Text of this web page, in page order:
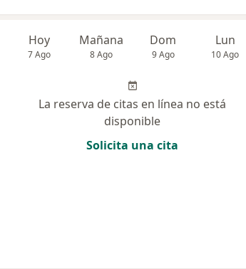
Hoy
7 Ago
Mañana
8 Ago
Dom
9 Ago
Lun
10 Ago
La reserva de citas en línea no está
disponible
Solicita una cita